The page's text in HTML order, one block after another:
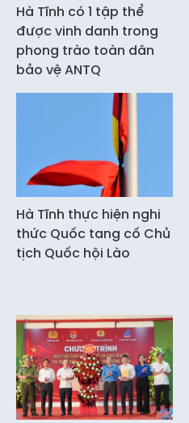
Hà Tĩnh có 1 tập thể
được vinh danh trong
phong trào toàn dân
bảo vệ ANTQ
Hà Tĩnh thực hiện nghi
thức Quốc tang cố Chủ
tịch Quốc hội Lào